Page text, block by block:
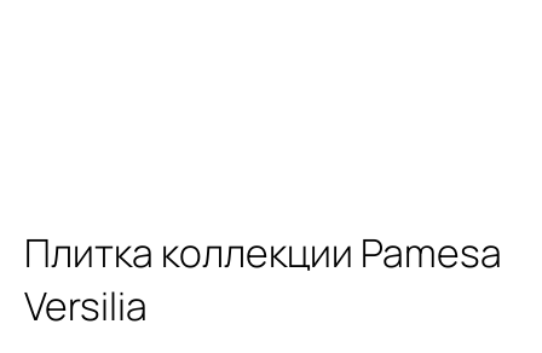
Плитка коллекции Pamesa
Versilia